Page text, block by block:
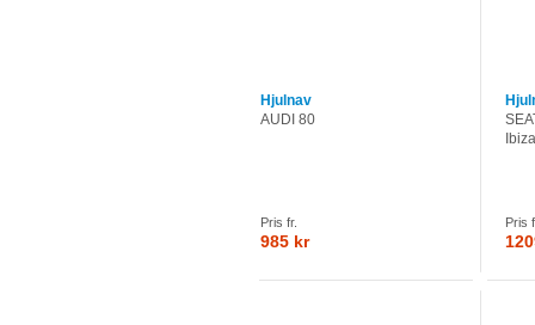
Hjulnav
AUDI 80
Pris fr.
985 kr
Pris